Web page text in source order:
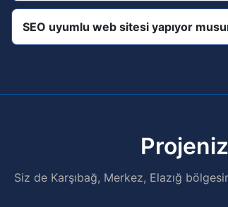
SEO uyumlu web sitesi yapıyor
Siz de Karşıbağ, Merkez, Elazığ